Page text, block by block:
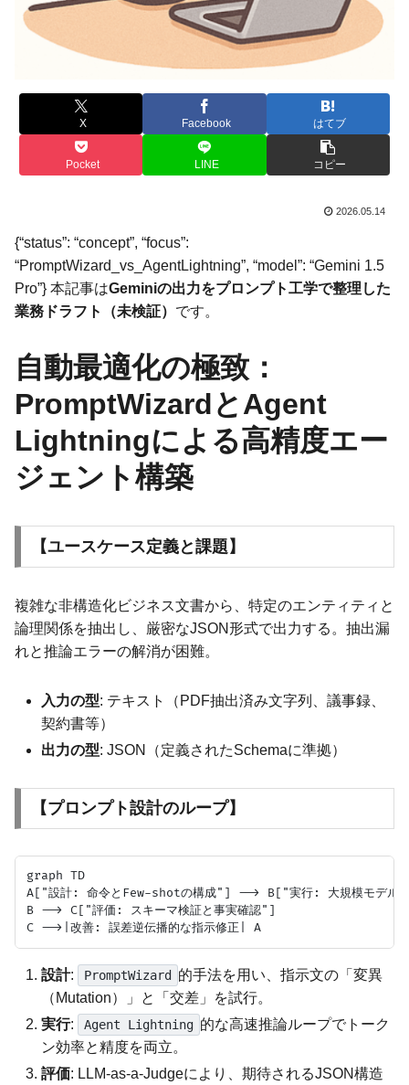
X Facebook はてブ
Pocket LINE コピー
2026.05.14
{“status”: “concept”, “focus”:
“PromptWizard_vs_AgentLightning”, “model”: “Gemini 1.5
Pro”} 本記事はGeminiの出力をプロンプト工学で整理した
業務ドラフト（未検証） です。
自動最適化の極致：
PromptWizardとAgent
Lightningによる高精度エー
ジェント構築
【ユースケース定義と課題】
複雑な非構造化ビジネス文書から、特定のエンティティと
論理関係を抽出し、厳密なJSON形式で出力する。抽出漏
れと推論エラーの解消が困難。
入力の型: テキスト（PDF抽出済み文字列、議事録、
契約書等）
出力の型: JSON（定義されたSchemaに準拠）
【プロンプト設計のループ】
graph TD
A["設計: 命令とFew-shotの構成"] --> B["実行: 大規模モデル
B --> C["評価: スキーマ検証と事実確認"]
設計: PromptWizard
的手法を用い、指示文の「変異
（Mutation）」と「交差」を試行。
実行: Agent Lightning 的な高速推論ループでトーク
ン効率と精度を両立。
評価: LLM-as-a-Judgeにより、期待されるJSON構造